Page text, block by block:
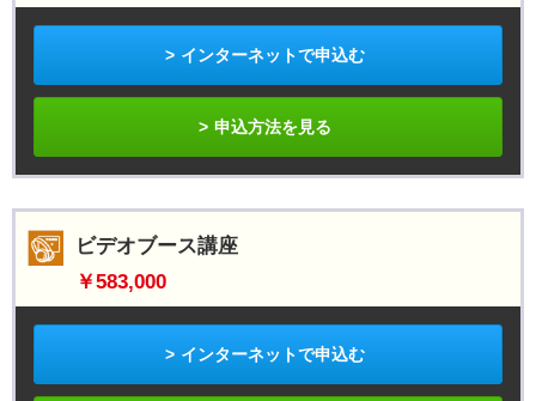
インターネットで申込む
申込方法を見る
ビデオブース講座
￥583,000
インターネットで申込む